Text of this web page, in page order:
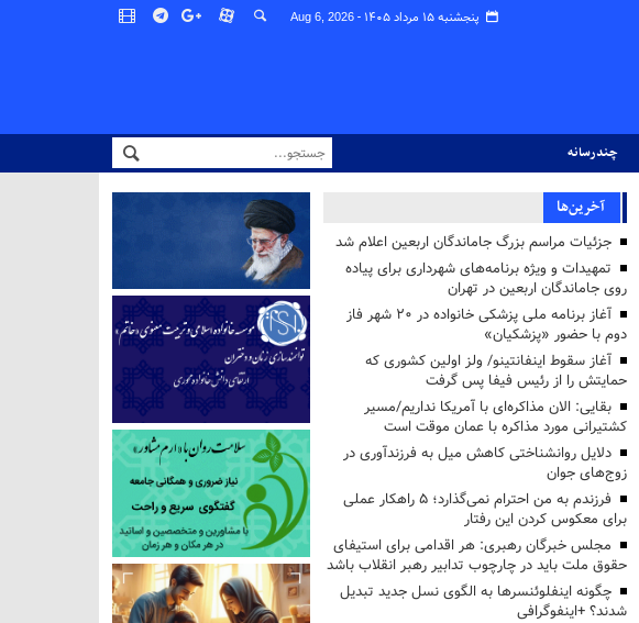
پنجشنبه ۱۵ مرداد ۱۴۰۵ - Aug 6, 2026
چندرسانه
آخرین‌ها
جزئیات مراسم بزرگ جاماندگان اربعین اعلام شد
تمهیدات و ویژه برنامه‌های شهرداری برای پیاده
روی جاماندگان اربعین در تهران
آغاز برنامه ملی پزشکی خانواده در ۲۰ شهر فاز
دوم با حضور «پزشکیان»
آغاز سقوط اینفانتینو/ ولز اولین کشوری که
حمایتش را از رئیس فیفا پس گرفت
بقایی: الان مذاکره‌ای با آمریکا نداریم/مسیر
کشتیرانی مورد مذاکره با عمان موقت است
دلایل روانشناختی کاهش میل به فرزندآوری در
زوج‌های جوان
فرزندم به من احترام نمی‌گذارد؛ ۵ راهکار عملی
برای معکوس کردن این رفتار
مجلس خبرگان رهبری: هر اقدامی برای استیفای
حقوق ملت باید در چارچوب تدابیر رهبر انقلاب باشد
چگونه اینفلوئنسرها به الگوی نسل جدید تبدیل
شدند؟ +اینفوگرافی